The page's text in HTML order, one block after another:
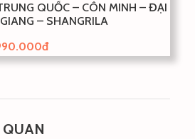
QUỐC – CÔN MINH – ĐẠI
– SHANGRILA